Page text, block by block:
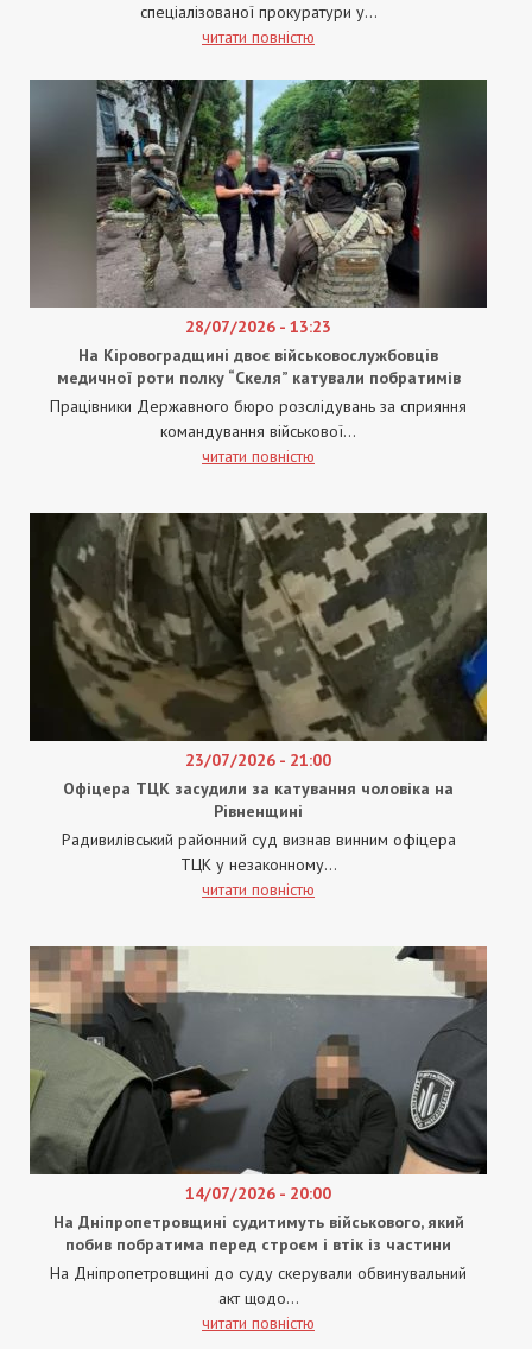
спеціалізованої прокуратури у...
читати повністю
28/07/2026 - 13:23
На Кіровоградщині двоє військовослужбовців
медичної роти полку “Скеля” катували побратимів
Працівники Державного бюро розслідувань за сприяння
командування військової...
читати повністю
23/07/2026 - 21:00
Офіцера ТЦК засудили за катування чоловіка на
Рівненщині
Радивилівський районний суд визнав винним офіцера
ТЦК у незаконному...
читати повністю
14/07/2026 - 20:00
На Дніпропетровщині судитимуть військового, який
побив побратима перед строєм і втік із частини
На Дніпропетровщині до суду скерували обвинувальний
акт щодо...
читати повністю